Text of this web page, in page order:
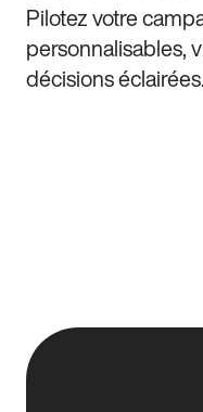
Pilotez votre
personnalisables,
décisions éclairées.